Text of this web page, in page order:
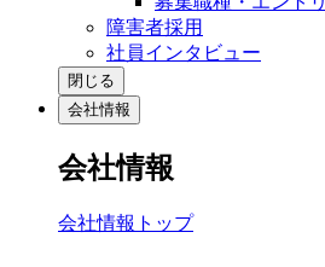
障害者採用
社員インタビュー
閉じる
会社情報
会社情報
会社情報トップ